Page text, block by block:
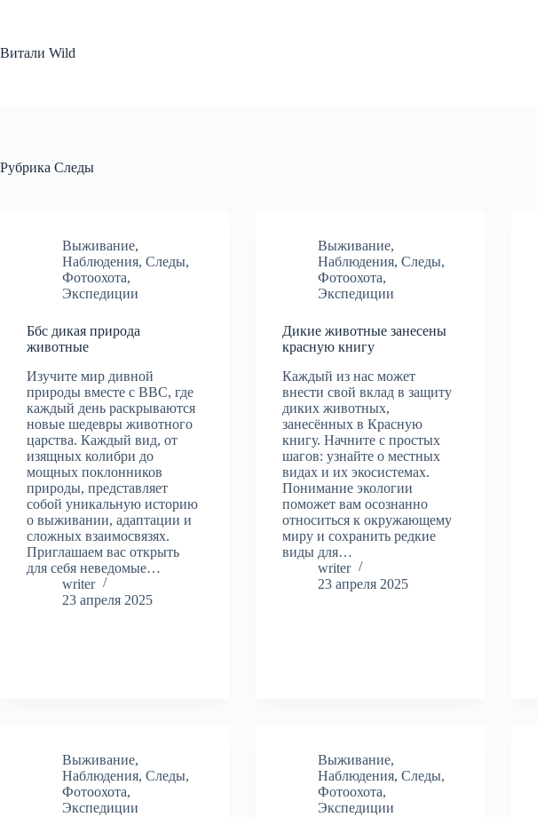
Витали Wild
Рубрика Следы
Выживание,
Наблюдения, Следы,
Фотоохота,
Экспедиции
Ббс дикая природа
животные
Изучите мир дивной
природы вместе с BBC, где
каждый день раскрываются
новые шедевры животного
царства. Каждый вид, от
изящных колибри до
мощных поклонников
природы, представляет
собой уникальную историю
о выживании, адаптации и
сложных взаимосвязях.
Приглашаем вас открыть
для себя неведомые…
writer
23 апреля 2025
Выживание,
Наблюдения,Следы,
Фотоохота,
Экспедиции
Дикие животные занесены
красную книгу
Каждый из нас может
внести свой вклад в защиту
диких животных,
занесённых в Красную
книгу. Начните с простых
шагов: узнайте о местных
видах и их экосистемах.
Понимание экологии
поможет вам осознанно
относиться к окружающему
миру и сохранить редкие
виды для…
writer
23 апреля 2025
Выживание,
Наблюдения, Следы,
Фотоохота,
Экспедиции
Выживание,
Наблюдения,Следы,
Фотоохота,
Экспедиции